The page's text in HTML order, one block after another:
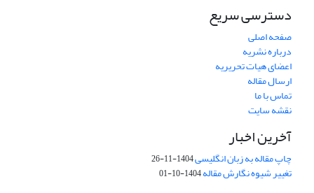
دسترسی سریع
صفحه اصلی
درباره نشریه
اعضای هیات تحریریه
ارسال مقاله
تماس با ما
نقشه سایت
آخرین اخبار
چاپ مقاله به زبان انگلیسی1404-11-26
تغییر شیوه نگارش مقاله1404-10-01